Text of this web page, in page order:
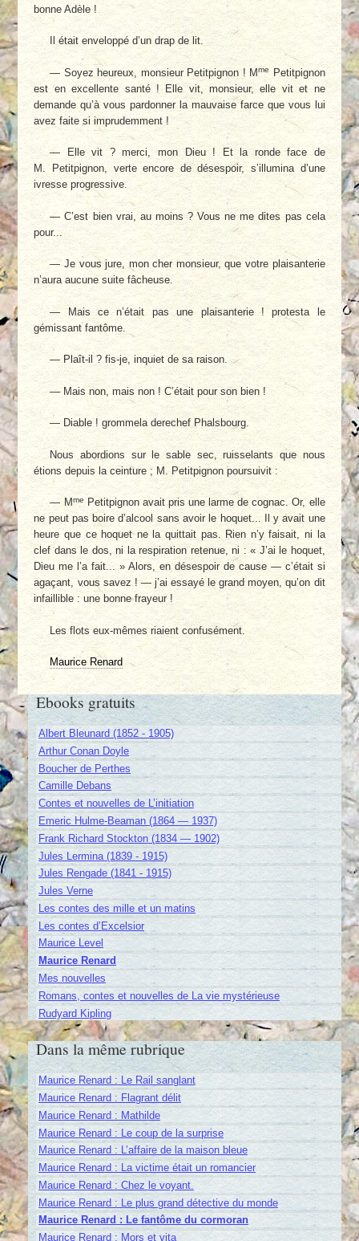
bonne Adèle !
Il était enveloppé d’un drap de lit.
— Soyez heureux, monsieur Petitpignon ! Mme
Petitpignon
est en excellente santé ! Elle vit, monsieur, elle vit et ne
demande qu’à vous pardonner la mauvaise farce que vous lui
avez faite si imprudemment !
— Elle vit ? merci, mon Dieu ! Et la ronde face de
M. Petitpignon, verte encore de désespoir, s’illumina d’une
ivresse progressive.
— C’est bien vrai, au moins ? Vous ne me dites pas cela
pour...
— Je vous jure, mon cher monsieur, que votre plaisanterie
n’aura aucune suite fâcheuse.
— Mais ce n’était pas une plaisanterie ! protesta le
gémissant fantôme.
— Plaît-il ? fis-je, inquiet de sa raison.
— Mais non, mais non ! C’était pour son bien !
— Diable ! grommela derechef Phalsbourg.
Nous abordions sur le sable sec, ruisselants que nous
étions depuis la ceinture ; M. Petitpignon poursuivit :
— MmePetitpignon avait pris une larme de cognac. Or, elle
ne peut pas boire d’alcool sans avoir le hoquet... Il y avait une
heure que ce hoquet ne la quittait pas. Rien n’y faisait, ni la
clef dans le dos, ni la respiration retenue, ni : « J’ai le hoquet,
Dieu me l’a fait... » Alors, en désespoir de cause — c’était si
agaçant, vous savez ! — j’ai essayé le grand moyen, qu’on dit
infaillible : une bonne frayeur !
Les flots eux-mêmes riaient confusément.
Maurice Renard
Ebooks gratuits
Albert Bleunard (1852 - 1905)
Arthur Conan Doyle
Boucher de Perthes
Camille Debans
Contes et nouvelles de L’initiation
Emeric Hulme-Beaman (1864 — 1937)
Frank Richard Stockton (1834 — 1902)
Jules Lermina (1839 - 1915)
Jules Rengade (1841 - 1915)
Jules Verne
Les contes des mille et un matins
Les contes d’Excelsior
Maurice Level
Maurice Renard
Mes nouvelles
Romans, contes et nouvelles de La vie mystérieuse
Rudyard Kipling
Dans la même rubrique
Maurice Renard : Le Rail sanglant
Maurice Renard : Flagrant délit
Maurice Renard : Mathilde
Maurice Renard : Le coup de la surprise
Maurice Renard : L’affaire de la maison bleue
Maurice Renard : La victime était un romancier
Maurice Renard : Chez le voyant.
Maurice Renard : Le plus grand détective du monde
Maurice Renard : Le fantôme du cormoran
Maurice Renard : Mors et vita